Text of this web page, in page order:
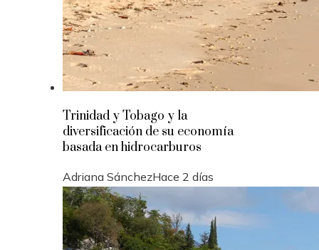
Trinidad y Tobago y la
diversificación de su economía
basada en hidrocarburos
Adriana SánchezHace 2 días